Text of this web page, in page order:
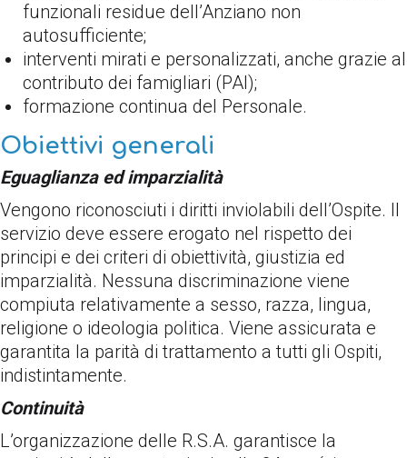
funzionali residue dell’Anziano non
autosufficiente;
interventi mirati e personalizzati, anche grazie al
contributo dei famigliari (PAI);
formazione continua del Personale.
Obiettivi generali
Eguaglianza ed imparzialità
Vengono riconosciuti i diritti inviolabili dell’Ospite. Il
servizio deve essere erogato nel rispetto dei
principi e dei criteri di obiettività, giustizia ed
imparzialità. Nessuna discriminazione viene
compiuta relativamente a sesso, razza, lingua,
religione o ideologia politica. Viene assicurata e
garantita la parità di trattamento a tutti gli Ospiti,
indistintamente.
Continuità
L’organizzazione delle R.S.A. garantisce la